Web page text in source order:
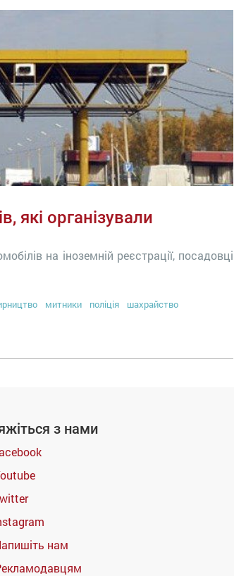
які організували
на іноземній реєстрації, посадовці
митники поліція шахрайство
з нами
нам